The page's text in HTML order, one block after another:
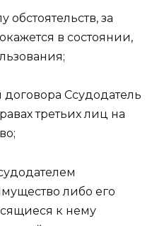
за
в состоянии,
Ссудодатель
третьих лиц на
либо его
к нему